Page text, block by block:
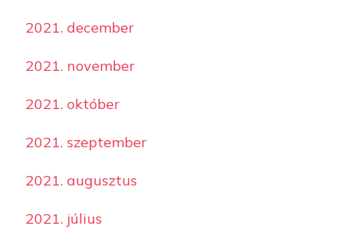
2021. december
2021. november
2021. október
2021. szeptember
2021. augusztus
2021. július